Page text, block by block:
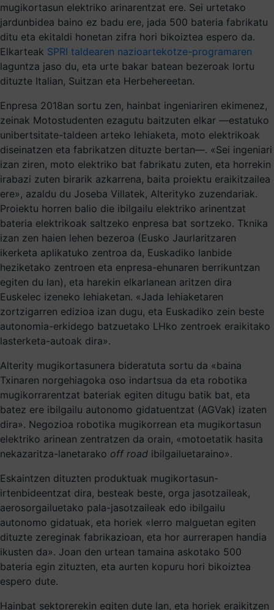
mugikortasun elektriko arinarentzat ere. Sei urtetako
jardunbidea baino ez badu ere, jada 500 bateria fabrikatu
ditu eta ekitaldi honetan zifra hori bikoiztea espero da.
Elkarteak SPRI taldearen nazioartekotze-programaren
laguntza jaso du, eta urte bakar batean bezeroak lortu
dituzte Italian, Suitzan eta Herbehereetan.
Enpresa 2018an sortu zen, hainbat ingeniariren ekimenez,
zeinak Motostudenten ezagutu baitzuten elkar —estatuko
unibertsitate-taldeen arteko lehiaketa, moto elektrikoak
diseinatzen eta fabrikatzen dituzte bertan—. «Sei ingeniari
izan ziren, moto elektriko bat fabrikatu zuten, eta horrekin
irabazi zuten birarik azkarrena, baita proiektu eraikitzailea
ere», azaldu du Joseba Villatek, Alterityko zuzendariak.
Proiektu horren balio die ibilgailu elektriko arinentzat
bateria elektrikoak saltzeko enpresa bat sortzeko. Tknika
izan zen haien lehen bezeroa (Eusko Jaurlaritzaren
ikerketa aplikatuko zentroa da, Euskadiko lanbide
heziketako zentroen eta enpresa-ehunaren berrikuntzan
egiten du lan), eta harekin elkarlanean aritzen dira
Euskelec izeneko lehiaketan. «Jada lehiaketaren
zortzigarren edizioa izan dugu, eta Euskadiko zein beste
autonomia-erkidego batzuetako LHko zentroek eraikitako
lasterketa-autoak dira».
Alterity mugikortasunera bideratuta sortu da «baina
Txinaren norgehiagoka oso indartsua da eta robotika
mugikorrarentzat bateriak egiten ditugu batik bat, eta
batez ere ibilgailu autonomo gidatuentzat (AGVak) izaten
dira». Negozioa robotika mugikorrean eta mugikortasun
elektriko arinean zentratzen da orain, «motoetatik hasita
nekazaritza-lanetarako off road ibilgailuetaraino».
Eskaintzen dituzten produktuak mugikortasun-
irtenbideentzat dira, besteak beste, orga jasotzaileak,
aerosorgailuetako pala-jasotzaileak edo ibilgailu
autonomo gidatuak, eta horiek «lerro malguetan egiten
dituzte zereginak fabrikazioan, eta hor aurrerapen handia
ikusten da». Joan den urtean tamaina askotako 500
bateria egin zituzten, eta aurten kopuru hori bikoiztea
espero dute.
Hainbat sektorerekin egiten dute lan, eta horiek eraikitzen